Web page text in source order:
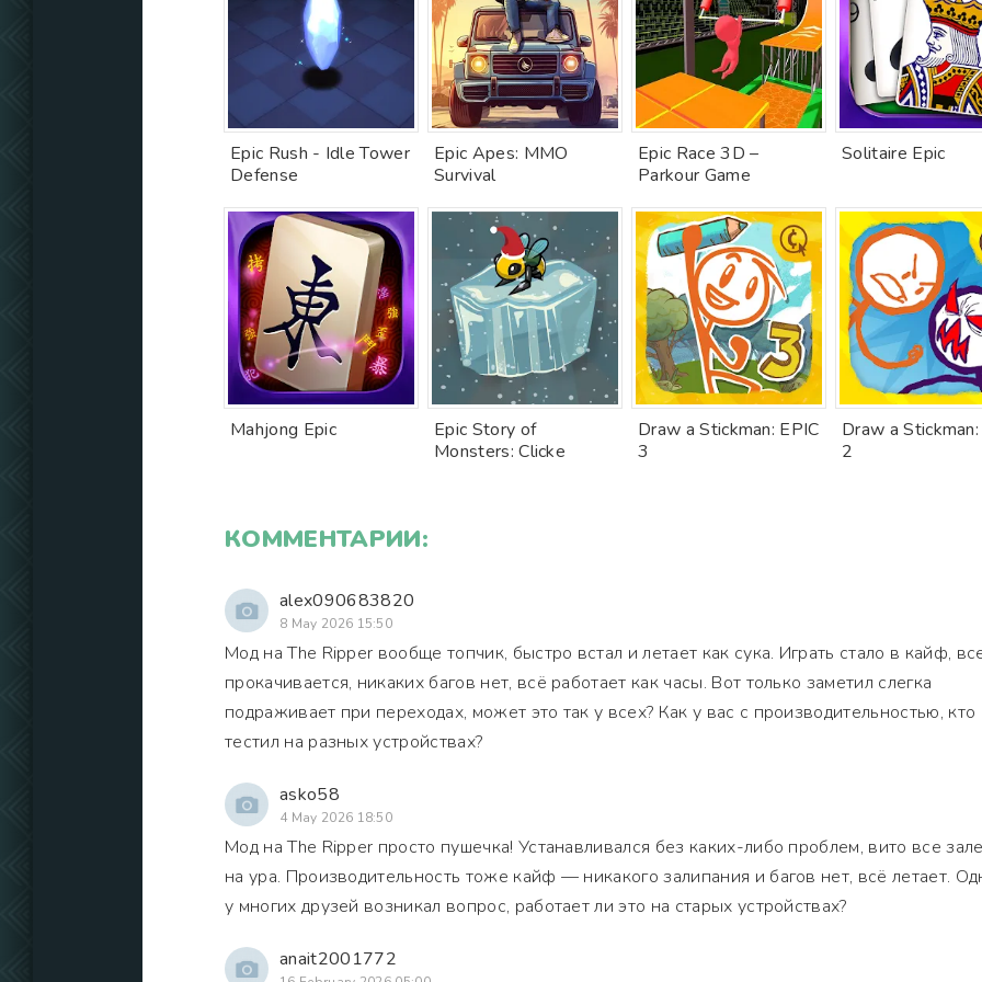
Epic Rush - Idle Tower
Defense
Epic Apes: MMO
Survival
Epic Race 3D –
Parkour Game
Solitaire Epic
Mahjong Epic
Epic Story of
Monsters: Clicke
Draw a Stickman: EPIC
3
Draw a
2
КОММЕНТАРИИ:
alex090683820
8 May 2026 15:50
Мод на The Ripper вообще топчик, быстро встал и летает как сука. Играть стало в кайф,
прокачивается, никаких багов нет, всё работает как часы. Вот только заметил слегка
подраживает при переходах, может это так у всех? Как у вас с производительностью, кто
тестил на разных устройствах?
asko58
4 May 2026 18:50
Мод на The Ripper просто пушечка! Устанавливался без каких-либо проблем, вито все
на ура. Производительность тоже кайф — никакого залипания и багов нет, всё летает.
у многих друзей возникал вопрос, работает ли это на старых устройствах?
anait2001772